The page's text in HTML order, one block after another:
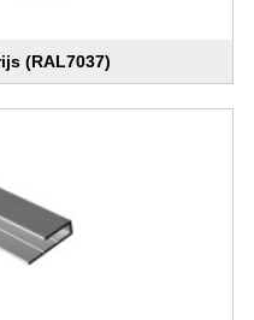
(RAL7037)